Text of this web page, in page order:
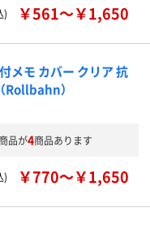
) ￥561～￥1,650
メモ カバー クリア 抗
Rollbahn）
品が4商品あります
) ￥770～￥1,650